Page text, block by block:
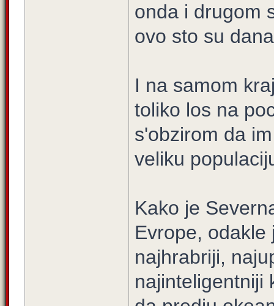
onda i drugom
ovo sto su
I na samom
toliko los na
s'obzirom da
veliku
Kako je
Evrope, odakle
najhrabriji,
najinteligentniji